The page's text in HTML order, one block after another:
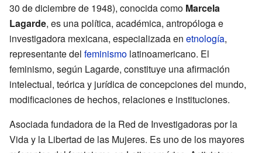
30 de diciembre de 1948), conocida como Marcela
Lagarde, es una política, académica, antropóloga e
investigadora mexicana, especializada en etnología,
representante del feminismo latinoamericano. El
feminismo, según Lagarde, constituye una afirmación
intelectual, teórica y jurídica de concepciones del mundo,
modificaciones de hechos, relaciones e instituciones.
Asociada fundadora de la Red de Investigadoras por la
Vida y la Libertad de las Mujeres. Es uno de los mayores